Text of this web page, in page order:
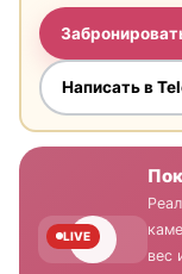
Написать в
LIVE
вес